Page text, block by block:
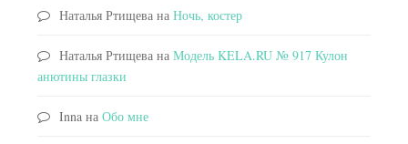
Наталья Ртищева на Ночь, костер
Наталья Ртищева на Модель KELA.RU № 917 Кулон
анютины глазки
Inna на Обо мне